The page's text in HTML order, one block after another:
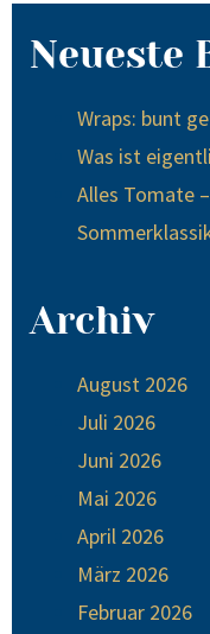
Neueste
Wraps: bunt
Was ist
Alles Tomate
Archiv
August 2026
Juli 2026
Juni 2026
Mai 2026
April 2026
März 2026
Februar 2026